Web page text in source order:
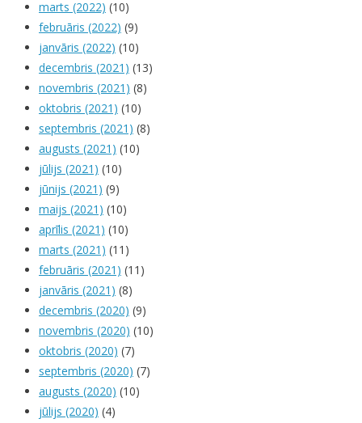
marts (2022) (10)
februāris (2022) (9)
janvāris (2022) (10)
decembris (2021) (13)
novembris (2021) (8)
oktobris (2021) (10)
septembris (2021) (8)
augusts (2021) (10)
jūlijs (2021) (10)
jūnijs (2021) (9)
maijs (2021) (10)
aprīlis (2021) (10)
marts (2021) (11)
februāris (2021) (11)
janvāris (2021) (8)
decembris (2020) (9)
novembris (2020) (10)
oktobris (2020) (7)
septembris (2020) (7)
augusts (2020) (10)
jūlijs (2020) (4)